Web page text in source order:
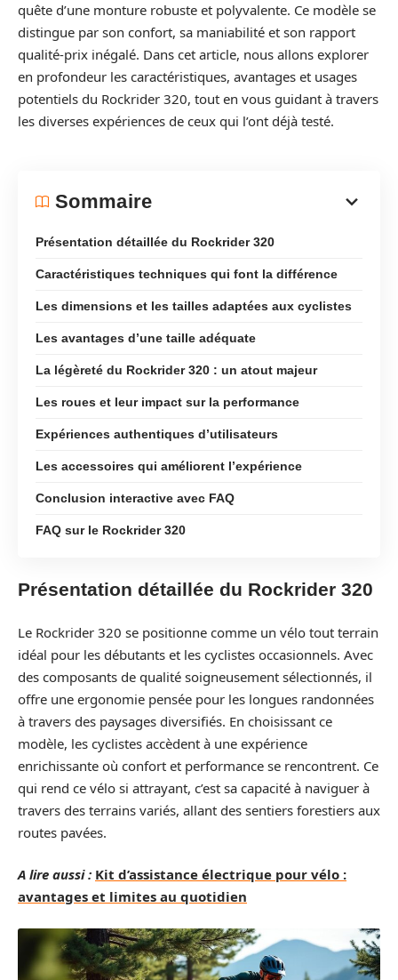
quête d’une monture robuste et polyvalente. Ce modèle se
distingue par son confort, sa maniabilité et son rapport
qualité-prix inégalé. Dans cet article, nous allons explorer
en profondeur les caractéristiques, avantages et usages
potentiels du Rockrider 320, tout en vous guidant à travers
les diverses expériences de ceux qui l’ont déjà testé.
Sommaire
Présentation détaillée du Rockrider 320
Caractéristiques techniques qui font la différence
Les dimensions et les tailles adaptées aux cyclistes
Les avantages d’une taille adéquate
La légèreté du Rockrider 320 : un atout majeur
Les roues et leur impact sur la performance
Expériences authentiques d’utilisateurs
Les accessoires qui améliorent l’expérience
Conclusion interactive avec FAQ
FAQ sur le Rockrider 320
Présentation détaillée du Rockrider 320
Le Rockrider 320 se positionne comme un vélo tout terrain
idéal pour les débutants et les cyclistes occasionnels. Avec
des composants de qualité soigneusement sélectionnés, il
offre une ergonomie pensée pour les longues randonnées
à travers des paysages diversifiés. En choisissant ce
modèle, les cyclistes accèdent à une expérience
enrichissante où confort et performance se rencontrent. Ce
qui rend ce vélo si attrayant, c’est sa capacité à naviguer à
travers des terrains variés, allant des sentiers forestiers aux
routes pavées.
A lire aussi : Kit d’assistance électrique pour vélo :
avantages et limites au quotidien